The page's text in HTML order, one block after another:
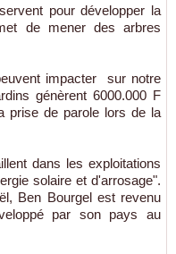
pour développer la
de mener des arbres
impacter sur notre
génèrent 6000.000 F
prise de parole lors de la
dans les exploitations
solaire et d'arrosage".
Ben Bourgel est revenu
par son pays au